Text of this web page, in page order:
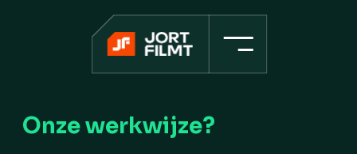
Onze werkwijze?